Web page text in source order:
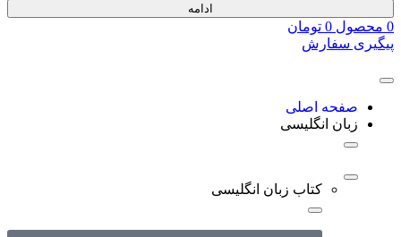
ادامه
0 محصول 0 تومان
پیگیری سفارش
صفحه اصلی
زبان انگلیسی
کتاب زبان انگلیسی